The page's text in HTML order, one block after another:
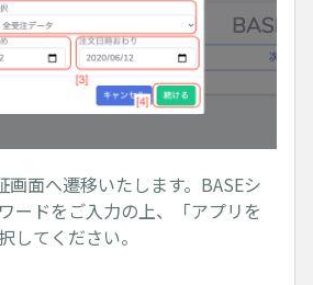
面へ遷移いたします。BASEシ
ードをご入力の上、「アプリを
してください。